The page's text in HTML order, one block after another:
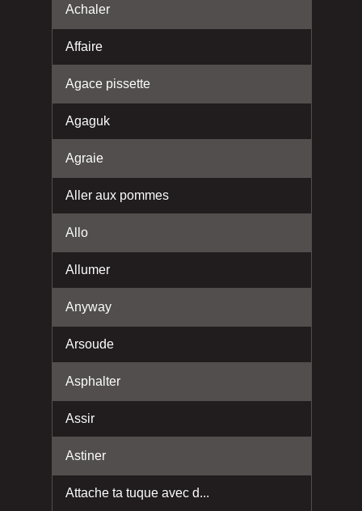
Achaler
Affaire
Agace pissette
Agaguk
Agraie
Aller aux pommes
Allo
Allumer
Anyway
Arsoude
Asphalter
Assir
Astiner
Attache ta tuque avec d...